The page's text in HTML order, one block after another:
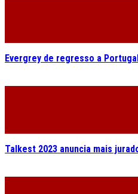
Evergrey de regresso a
Talkest 2023 anuncia mais